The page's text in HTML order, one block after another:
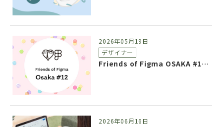
2026年05月19日
デザイナー
Friends of Figma OSAKA #12 参加レポート
2026年06月16日